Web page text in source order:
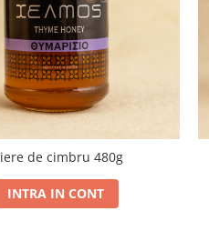
de cimbru 480g
INTRA IN CONT